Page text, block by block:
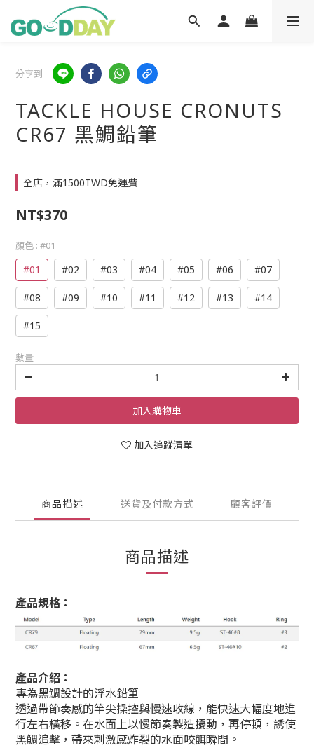
分享到
TACKLE HOUSE CRONUTS
CR67 黑鯛鉛筆
全店，滿1500TWD免運費
NT$370
顏色 : #01
#01 #02 #03 #04 #05 #06 #07
#08 #09 #10 #11 #12 #13 #14
#15
數量
加入購物車
加入追蹤清單
商品描述 送貨及付款方式 顧客評價
商品描述
產品規格：
產品介紹：
專為黑鯛設計的浮水鉛筆
透過帶節奏感的竿尖操控與慢速收線，能快速大幅度地進
行左右橫移。在水面上以慢節奏製造擾動，再停頓，誘使
黑鯛追擊，帶來刺激感炸裂的水面咬餌瞬間。